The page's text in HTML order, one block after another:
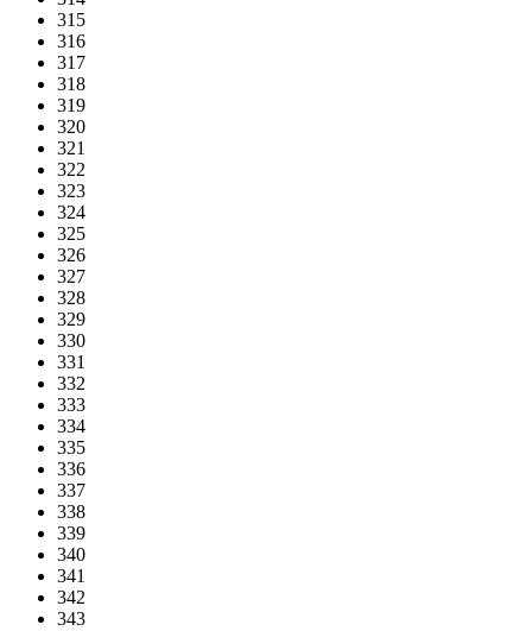
315
316
317
318
319
320
321
322
323
324
325
326
327
328
329
330
331
332
333
334
335
336
337
338
339
340
341
342
343